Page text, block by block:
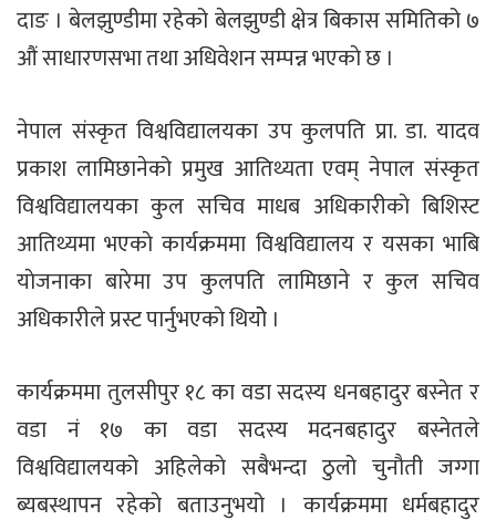
दाङ । बेलझुण्डीमा रहेको बेलझुण्डी क्षेत्र बिकास समितिको ७
औं साधारणसभा तथा अधिवेशन सम्पन्न भएकाे छ ।
नेपाल संस्कृत विश्वविद्यालयका उप कुलपति प्रा. डा. यादव
प्रकाश लामिछानेको प्रमुख आतिथ्यता एवम् नेपाल संस्कृत
विश्वविद्यालयका कुल सचिव माधब अधिकारीकाे बिशिस्ट
आतिथ्यमा भएकाे कार्यक्रममा विश्वविद्यालय र यसका भाबि
याेजनाका बारेमा उप कुलपति लामिछाने र कुल सचिव
अधिकारीले प्रस्ट पार्नुभएकाे थियोे ।
कार्यक्रममा तुलसीपुर १८ का वडा सदस्य धनबहादुर बस्नेत र
वडा नं १७ का वडा सदस्य मदनबहादुर बस्नेतले
विश्वविद्यालयको अहिलेकाे सबैभन्दा ठुलो चुनाैती जग्गा
ब्यबस्थापन रहेकाे बताउनुभयो । कार्यक्रममा धर्मबहादुर